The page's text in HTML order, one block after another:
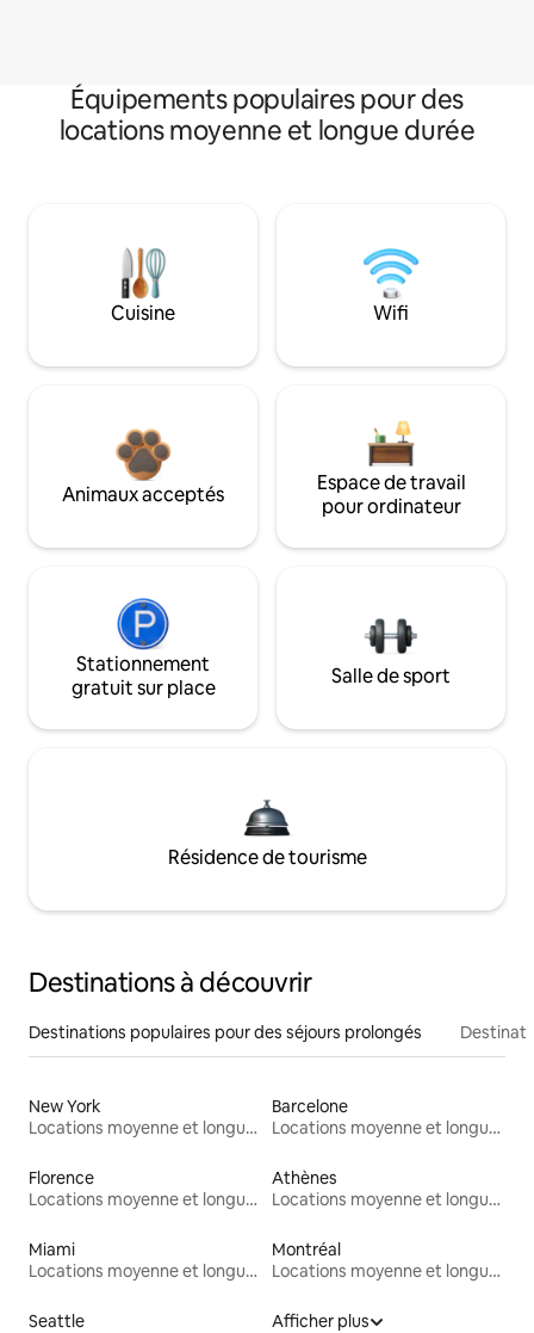
Équipements populaires pour des
locations moyenne et longue durée
Cuisine Wifi
Animaux acceptés
Espace de travail
pour ordinateur
Stationnement
gratuit sur place
Salle de sport
Résidence de tourisme
Destinations à découvrir
Destinations populaires pour des séjours prolongés
New York
Locations moyenne et longue durée
Barcelone
Locations moyenne et longue durée
Florence
Locations moyenne et longue durée
Athènes
Locations moyenne et longue durée
Miami
Locations moyenne et longue durée
Montréal
Locations moyenne et longue durée
Seattle
Afficher plus